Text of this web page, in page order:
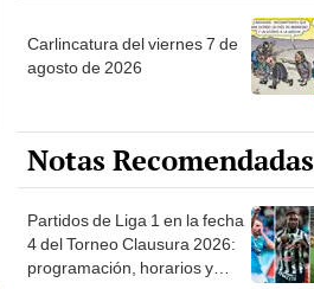
Carlincatura del viernes 7 de
agosto de 2026
Notas Recomendadas
Partidos de Liga 1 en la fecha
4 del Torneo Clausura 2026:
programación, horarios y